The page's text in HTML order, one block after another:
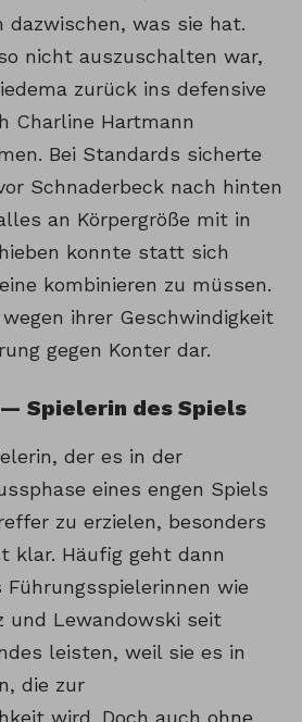
was sie hat.
nicht auszuschalten war,
zurück ins defensive
Charline Hartmann
Bei Standards sicherte
Schnaderbeck nach hinten
an Körpergröße mit in
konnte statt sich
kombinieren zu müssen.
ihrer Geschwindigkeit
gegen Konter dar.
Spielerin des Spiels
der es in der
eines engen Spiels
zu erzielen, besonders
klar. Häufig geht dann
wie
und Lewandowski seit
leisten, weil sie es in
die zur
wird. Doch auch ohne